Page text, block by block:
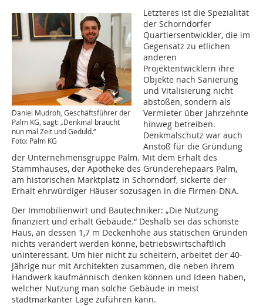
Daniel Mudroh, Geschäftsführer der
Palm KG, sagt: „Denkmal braucht
nun mal Zeit und Geduld.“
Foto: Palm KG
Letzteres ist die Spezialität
der Schorndorfer
Quartiersentwickler, die im
Gegensatz zu etlichen
anderen
Projektentwicklern ihre
Objekte nach Sanierung
und Vitalisierung nicht
abstoßen, sondern als
Vermieter über Jahrzehnte
hinweg betreiben.
Denkmalschutz war auch
Anstoß für die Gründung
der Unternehmensgruppe Palm. Mit dem Erhalt des
Stammhauses, der Apotheke des Gründerehepaars Palm,
am historischen Marktplatz in Schorndorf, sickerte der
Erhalt ehrwürdiger Häuser sozusagen in die Firmen-DNA.
Der Immobilienwirt und Bautechniker: „Die Nutzung
finanziert und erhält Gebäude.“ Deshalb sei das schönste
Haus, an dessen 1,7 m Deckenhöhe aus statischen Gründen
nichts verändert werden könne, betriebswirtschaftlich
uninteressant. Um hier nicht zu scheitern, arbeitet der 40-
Jährige nur mit Architekten zusammen, die neben ihrem
Handwerk kaufmännisch denken können und Ideen haben,
welcher Nutzung man solche Gebäude in meist
stadtmarkanter Lage zuführen kann.